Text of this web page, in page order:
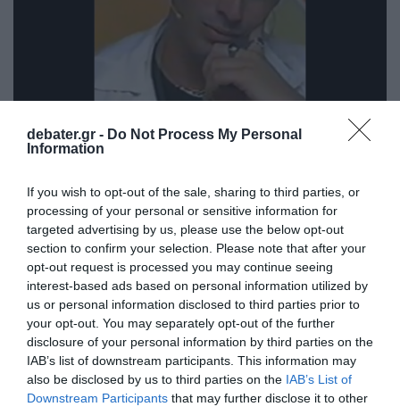
debater.gr - Do Not Process My Personal
Information
If you wish to opt-out of the sale, sharing to third parties, or
processing of your personal or sensitive information for
targeted advertising by us, please use the below opt-out
section to confirm your selection. Please note that after your
opt-out request is processed you may continue seeing
interest-based ads based on personal information utilized by
us or personal information disclosed to third parties prior to
your opt-out. You may separately opt-out of the further
disclosure of your personal information by third parties on the
IAB’s list of downstream participants. This information may
also be disclosed by us to third parties on the IAB’s List of
Downstream Participants that may further disclose it to other
Λορέντζο Καριέρε: Το Σάββατο στο Παλαιό
Ψυχικό η κηδεία του – Το σοβαρό πρόβλημα
υγείας που αντιμετώπιζε
Έφυγε από τη ζωή σε ηλικία 51 ετών
16.07.2026 - 15:46